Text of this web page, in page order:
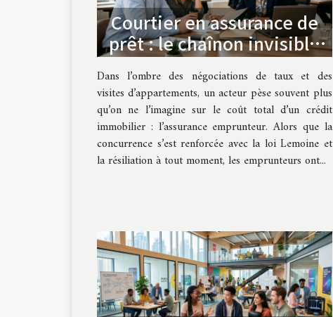
Courtier en assurance de
prêt : le chaînon invisible
du financement immobilier
Dans l’ombre des négociations de taux et des
visites d’appartements, un acteur pèse souvent plus
qu’on ne l’imagine sur le coût total d’un crédit
immobilier : l’assurance emprunteur. Alors que la
concurrence s’est renforcée avec la loi Lemoine et
la résiliation à tout moment, les emprunteurs ont...